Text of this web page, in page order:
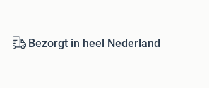
Bezorgt in heel Nederland